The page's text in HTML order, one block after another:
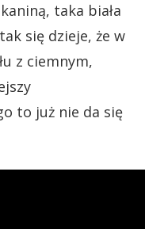
taka biała
się dzieje, że w
z ciemnym,
to już nie da się